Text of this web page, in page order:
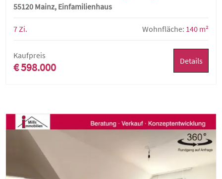
55120 Mainz, Einfamilienhaus
7 Zi. Wohnfläche: 140 m²
Kaufpreis
€ 598.000 Details